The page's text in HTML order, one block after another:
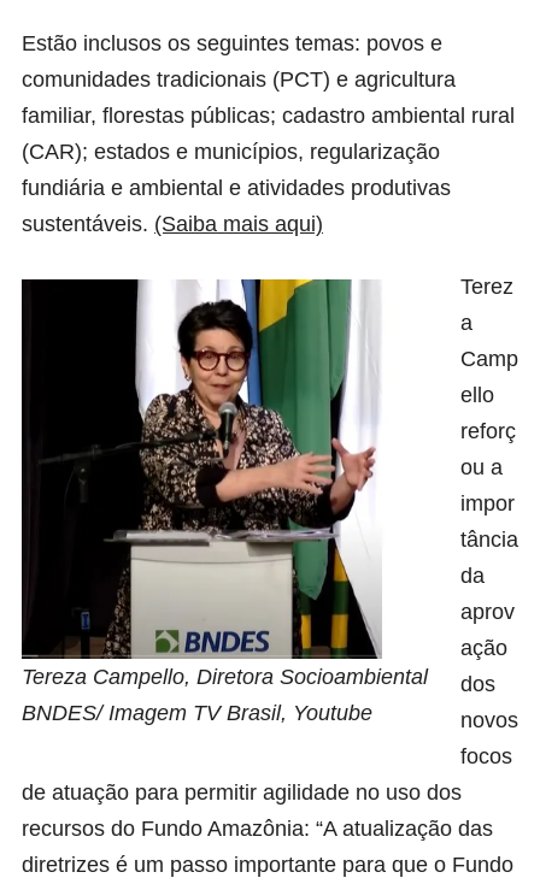
Estão inclusos os seguintes temas: povos e
comunidades tradicionais (PCT) e agricultura
familiar, florestas públicas; cadastro ambiental rural
(CAR); estados e municípios, regularização
fundiária e ambiental e atividades produtivas
sustentáveis. (Saiba mais aqui)
Tereza Campello, Diretora Socioambiental
BNDES/ Imagem TV Brasil, Youtube
Terez
a
Camp
ello
reforç
ou a
impor
tância
da
aprov
ação
dos
novos
focos
de atuação para permitir agilidade no uso dos
recursos do Fundo Amazônia: “A atualização das
diretrizes é um passo importante para que o Fundo